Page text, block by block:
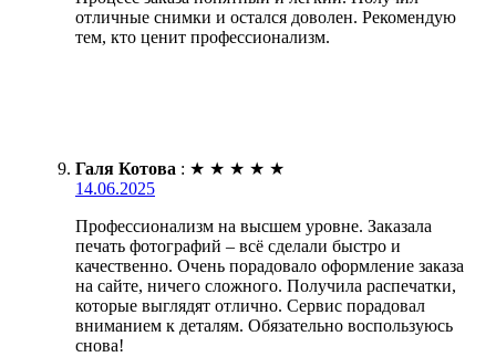
отличные снимки и остался доволен. Рекомендую
тем, кто ценит профессионализм.
Галя Котова : ★ ★ ★ ★ ★
14.06.2025
Профессионализм на высшем уровне. Заказала
печать фотографий – всё сделали быстро и
качественно. Очень порадовало оформление заказа
на сайте, ничего сложного. Получила распечатки,
которые выглядят отлично. Сервис порадовал
вниманием к деталям. Обязательно воспользуюсь
снова!